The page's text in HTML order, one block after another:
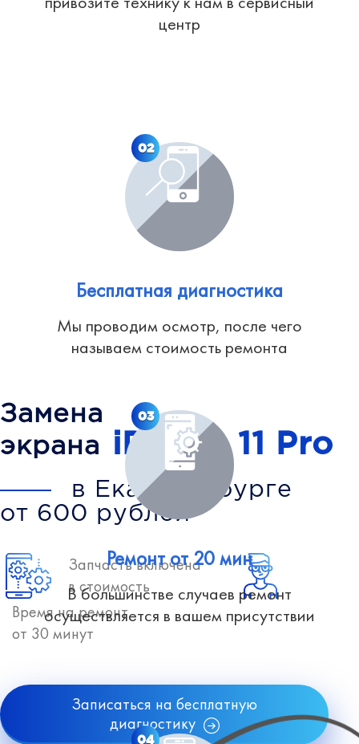
Замена
экрана
iPhone 11 Pro
в Екатеринбурге
от 600 рублей
Запчасть включена
в стоимость
Время на ремонт
от 30 минут
Записаться на бесплатную
диагностику
центр
02
Бесплатная диагностика
Мы проводим осмотр, после чего
называем стоимость ремонта
03
Ремонт от 20 мин
В большинстве случаев ремонт
осуществляется в вашем присутствии
04